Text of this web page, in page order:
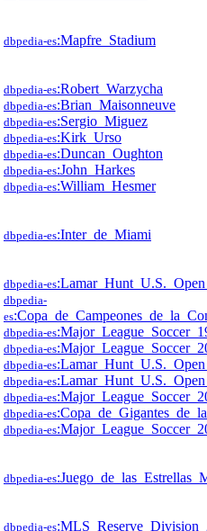
dbpedia-es:Mapfre_Stadium
dbpedia-es:Robert_Warzycha
dbpedia-es:Brian_Maisonneuve
dbpedia-es:Sergio_Miguez
dbpedia-es:Kirk_Urso
dbpedia-es:Duncan_Oughton
dbpedia-es:John_Harkes
dbpedia-es:William_Hesmer
dbpedia-es:Inter_de_Miami
dbpedia-es
dbpedia-
es
dbpedia-es
dbpedia-es
dbpedia-es
dbpedia-es
dbpedia-es
dbpedia-es
dbpedia-es
dbpedia-es
dbpedia-es